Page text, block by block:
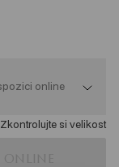
online
Zkontrolujte si velikost